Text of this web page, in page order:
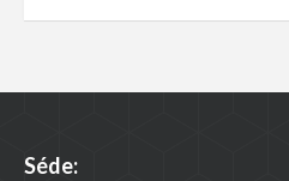
Séde: